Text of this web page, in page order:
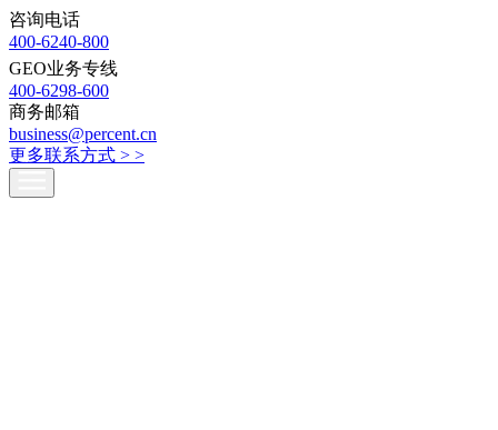
咨询电话
400-6240-800
GEO业务专线
400-6298-600
商务邮箱
business@percent.cn
更多联系方式 > >